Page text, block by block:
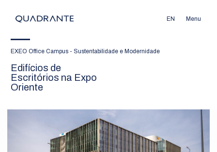
EN Menu
EXEO Office Campus - Sustentabilidade e Modernidade
Edifícios de
Escritórios na Expo
Oriente